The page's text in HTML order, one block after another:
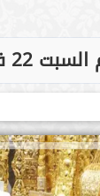
العالمية